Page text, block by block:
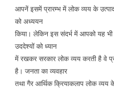
आपनें इसमें प्रारम्भ में लोक व्यय के
को अध्ययन
किया। लेकिन इस संदर्भ में आपको यह भी
उददेश्यों को ध्यान
में रखकर सरकार लोक व्यय करती है वे
है। जनता का व्यवहार
तथा गैर आर्थिक क्रियाकलाप लोक